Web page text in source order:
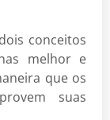
conceitos
melhor e
que os
suas